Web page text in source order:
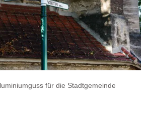
für die Stadtgemeinde